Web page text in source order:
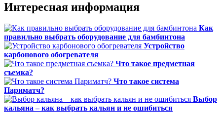
Интересная информация
Как
правильно выбрать оборудование для бамбинтона
Устройство
карбонового обогревателя
Что такое предметная
съемка?
Что такое система
Париматч?
Выбор
кальяна – как выбрать кальян и не ошибиться